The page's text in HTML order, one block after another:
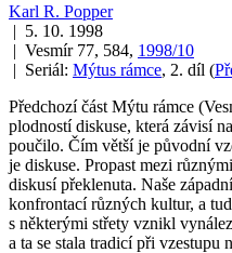
Karl R. Popper
| 5. 10. 1998
| Vesmír 77, 584, 1998/10
| Seriál: Mýtus rámce, 2. díl (
Předchozí část Mýtu rámce
plodností diskuse, která závisí
poučilo. Čím větší je původní
je diskuse. Propast mezi
diskusí překlenuta. Naše
konfrontací různých kultur, a
s některými střety vznikl
a ta se stala tradicí při vzestupu